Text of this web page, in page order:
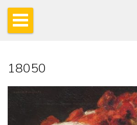
18050